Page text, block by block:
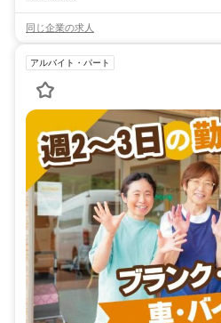
同じ企業の求人
アルバイト・パート